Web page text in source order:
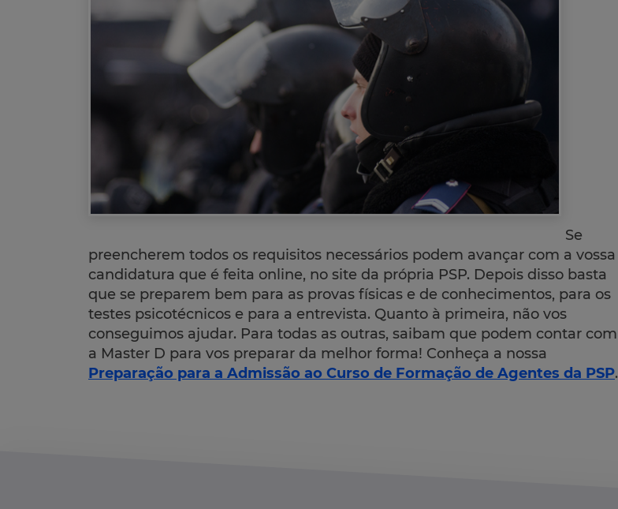
Se
preencherem todos os requisitos necessários podem avançar com a vossa
candidatura que é feita online, no site da própria PSP. Depois disso basta
que se preparem bem para as provas físicas e de conhecimentos, para os
testes psicotécnicos e para a entrevista. Quanto à primeira, não vos
conseguimos ajudar. Para todas as outras, saibam que podem contar com
a Master D para vos preparar da melhor forma! Conheça a nossa
Preparação para a Admissão ao Curso de Formação de Agentes da PSP.